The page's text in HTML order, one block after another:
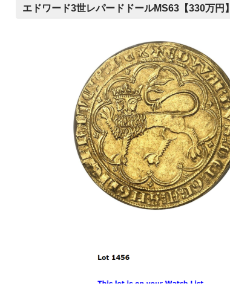
エドワード3世レパードドールMS63【330万円】